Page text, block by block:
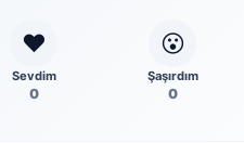
❤️
Sevdim
0
😮
Şaşırdım
0